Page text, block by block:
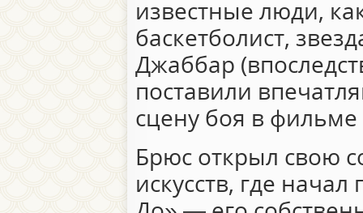
известные люди,
баскетболист,
Джаббар
поставили
сцену боя в
Брюс открыл свою
искусств, где